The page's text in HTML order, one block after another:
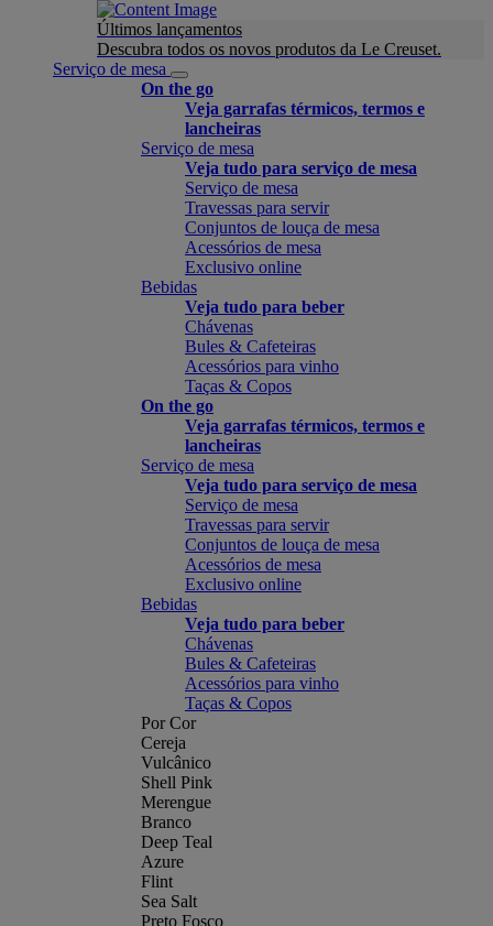
Últimos lançamentos
Descubra todos os novos produtos da Le Creuset.
Serviço de mesa
On the go
Veja garrafas térmicos, termos e
lancheiras
Serviço de mesa
Veja tudo para serviço de mesa
Serviço de mesa
Travessas para servir
Conjuntos de louça de mesa
Acessórios de mesa
Exclusivo online
Bebidas
Veja tudo para beber
Chávenas
Bules & Cafeteiras
Acessórios para vinho
Taças & Copos
On the go
Veja garrafas térmicos, termos e
lancheiras
Serviço de mesa
Veja tudo para serviço de mesa
Serviço de mesa
Travessas para servir
Conjuntos de louça de mesa
Acessórios de mesa
Exclusivo online
Bebidas
Veja tudo para beber
Chávenas
Bules & Cafeteiras
Acessórios para vinho
Taças & Copos
Por Cor
Cereja
Vulcânico
Shell Pink
Merengue
Branco
Deep Teal
Azure
Flint
Sea Salt
Preto Fosco